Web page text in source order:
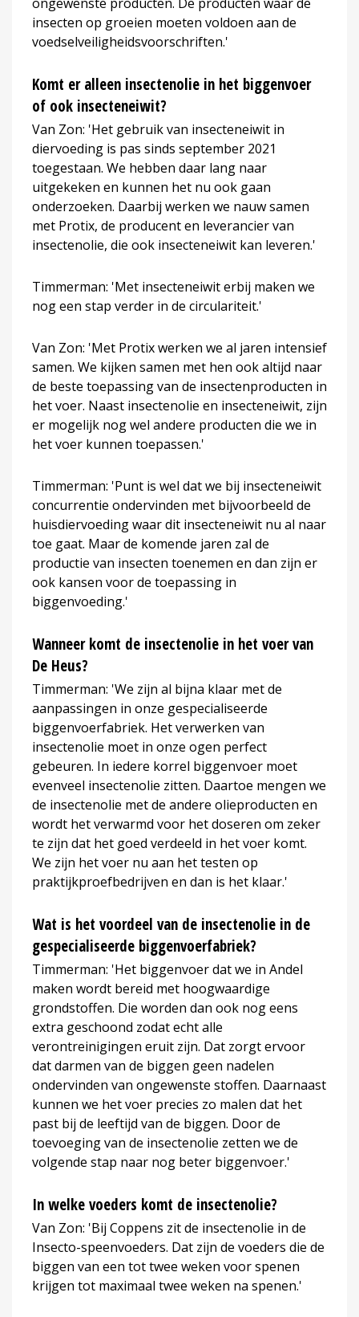
insecten op groeien moeten voldoen aan de
voedselveiligheidsvoorschriften.'
Komt er alleen insectenolie in het biggenvoer
of ook insecteneiwit?
Van Zon: 'Het gebruik van insecteneiwit in
diervoeding is pas sinds september 2021
toegestaan. We hebben daar lang naar
uitgekeken en kunnen het nu ook gaan
onderzoeken. Daarbij werken we nauw samen
met Protix, de producent en leverancier van
insectenolie, die ook insecteneiwit kan leveren.'
Timmerman: 'Met insecteneiwit erbij maken we
nog een stap verder in de circulariteit.'
Van Zon: 'Met Protix werken we al jaren intensief
samen. We kijken samen met hen ook altijd naar
de beste toepassing van de insectenproducten in
het voer. Naast insectenolie en insecteneiwit, zijn
er mogelijk nog wel andere producten die we in
het voer kunnen toepassen.'
Timmerman: 'Punt is wel dat we bij insecteneiwit
concurrentie ondervinden met bijvoorbeeld de
huisdiervoeding waar dit insecteneiwit nu al naar
toe gaat. Maar de komende jaren zal de
productie van insecten toenemen en dan zijn er
ook kansen voor de toepassing in
biggenvoeding.'
Wanneer komt de insectenolie in het voer van
De Heus?
Timmerman: 'We zijn al bijna klaar met de
aanpassingen in onze gespecialiseerde
biggenvoerfabriek. Het verwerken van
insectenolie moet in onze ogen perfect
gebeuren. In iedere korrel biggenvoer moet
evenveel insectenolie zitten. Daartoe mengen we
de insectenolie met de andere olieproducten en
wordt het verwarmd voor het doseren om zeker
te zijn dat het goed verdeeld in het voer komt.
We zijn het voer nu aan het testen op
praktijkproefbedrijven en dan is het klaar.'
Wat is het voordeel van de insectenolie in de
gespecialiseerde biggenvoerfabriek?
Timmerman: 'Het biggenvoer dat we in Andel
maken wordt bereid met hoogwaardige
grondstoffen. Die worden dan ook nog eens
extra geschoond zodat echt alle
verontreinigingen eruit zijn. Dat zorgt ervoor
dat darmen van de biggen geen nadelen
ondervinden van ongewenste stoffen. Daarnaast
kunnen we het voer precies zo malen dat het
past bij de leeftijd van de biggen. Door de
toevoeging van de insectenolie zetten we de
volgende stap naar nog beter biggenvoer.'
In welke voeders komt de insectenolie?
Van Zon: 'Bij Coppens zit de insectenolie in de
Insecto-speenvoeders. Dat zijn de voeders die de
biggen van een tot twee weken voor spenen
krijgen tot maximaal twee weken na spenen.'